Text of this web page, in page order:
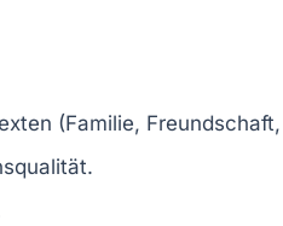
(Familie,